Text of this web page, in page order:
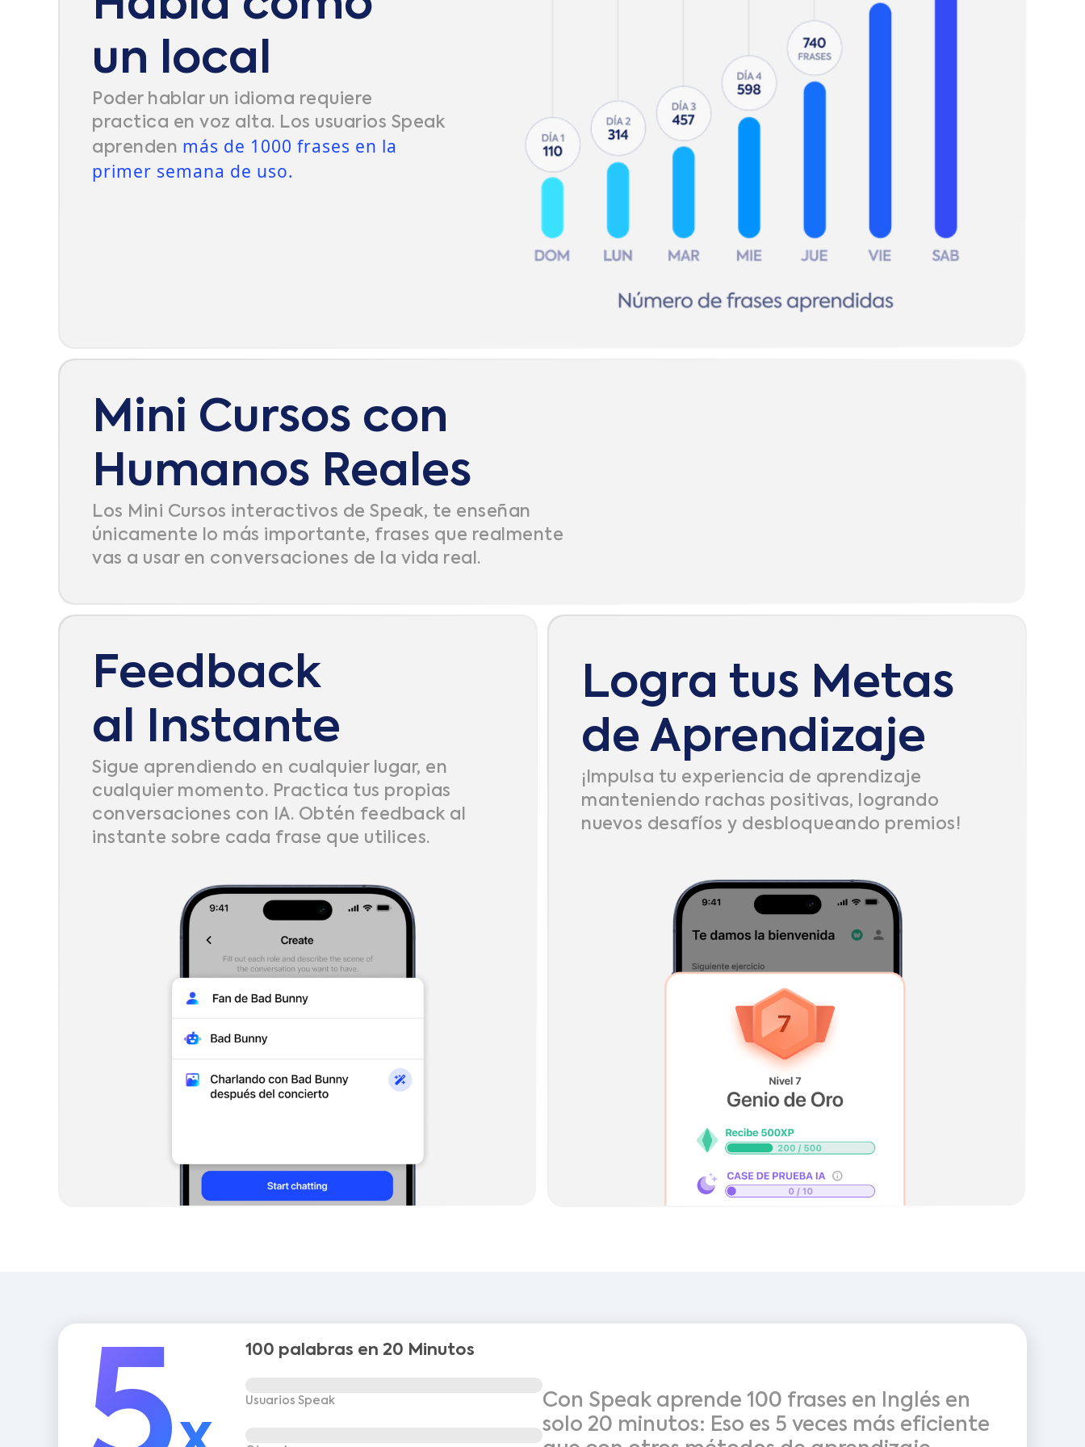
un local
Poder hablar un idioma requiere
practica en voz alta. Los usuarios Speak
aprenden más de 1000 frases en la
primer semana de uso.
Mini Cursos con
Humanos Reales
Los Mini Cursos interactivos de Speak, te enseñan
únicamente lo más importante, frases que realmente
vas a usar en conversaciones de la vida real.
Feedback
al Instante
Sigue aprendiendo en cualquier lugar, en
cualquier momento. Practica tus propias
conversaciones con IA. Obtén feedback al
instante sobre cada frase que utilices.
Logra tus Metas
de Aprendizaje
¡Impulsa tu experiencia de aprendizaje
manteniendo rachas positivas, logrando
nuevos desafíos y desbloqueando premios!
100 palabras en 20 Minutos
Usuarios Speak
Con Speak aprende 100 frases en Inglés en
solo 20 minutos: Eso es 5 veces más eficiente